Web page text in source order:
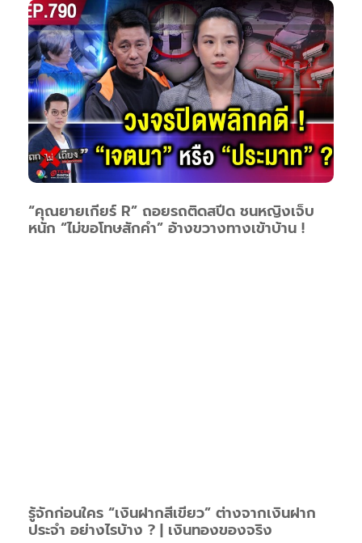
“คุณยายเกียร์ R” ถอยรถติดสปีด ชนหญิงเจ็บ
หนัก “ไม่ขอโทษสักคำ” อ้างขวางทางเข้าบ้าน !
รู้จักก่อนใคร “เงินฝากสีเขียว” ต่างจากเงินฝาก
ประจำ อย่างไรบ้าง ? | เงินทองของจริง